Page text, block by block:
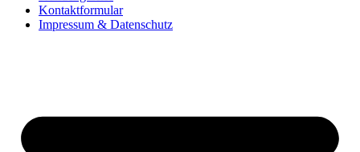
Kontaktformular
Impressum & Datenschutz